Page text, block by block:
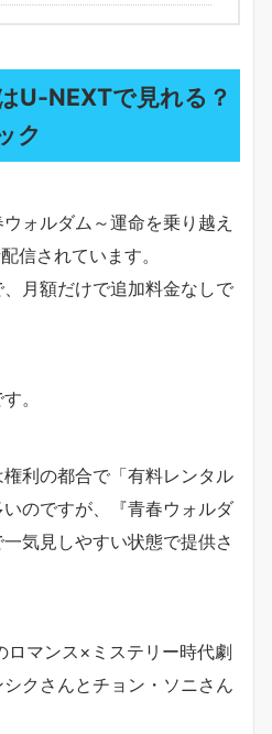
U-NEXTで見れる？
ク
ォルダム～運命を乗り越え
信されています。
月額だけで追加料金なしで
。
利の都合で「有料レンタル
のですが、『青春ウォルダ
気見しやすい状態で提供さ
ロマンス×ミステリー時代劇
クさんとチョン・ソニさん